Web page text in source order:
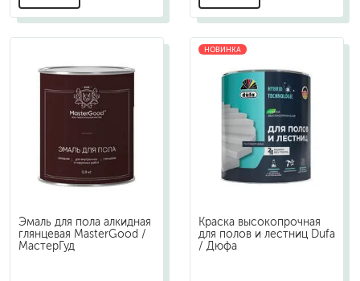
Эмаль для пола алкидная
глянцевая MasterGood /
МастерГуд
НОВИНКА
Краска высокопрочная
для полов и лестниц Dufa
/ Дюфа